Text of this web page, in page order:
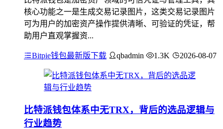
核心功能之一是生成交易记录图片，这类交易记录图片
可为用户的加密资产操作提供清晰、可验证的凭证，帮
助用户直观掌握资...
Bitpie钱包最新版下载 qbadmin 1.3K 2026-08-07
比特派钱包体系中无TRX，背后的选品逻辑与
行业趋势